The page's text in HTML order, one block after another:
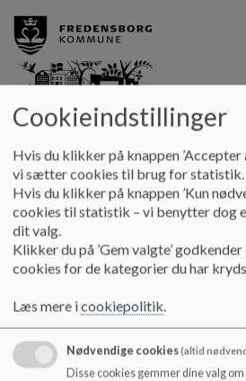
i
fredensborgskole
0.-9. kl. Inklusion og trivsel
Inklusion og trivsel
trivsel
Cookieindstillinger
Hvis du klikker på knappen ’Accepter
vi sætter cookies til brug for statistik.
Hvis du klikker på knappen ’Kun
cookies til statistik – vi benytter dog
dit valg.
Klikker du på ’Gem valgte’
cookies for de kategorier du har
Læs mere icookiepolitik.
Nødvendige cookies(altid
Disse cookies gemmer dine valg